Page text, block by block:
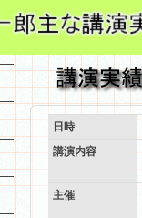
日時
講演内容
主催